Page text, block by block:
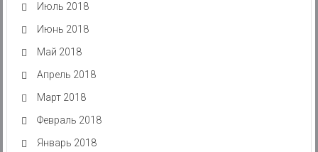
Июль 2018
Июнь 2018
Май 2018
Апрель 2018
Март 2018
Февраль 2018
Январь 2018